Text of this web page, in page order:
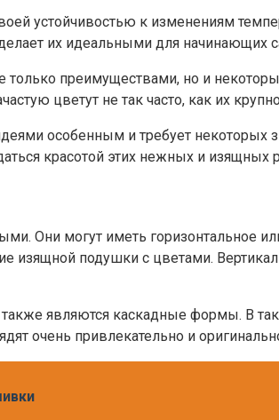
устойчивостью к изменениям
их идеальными для начинающих
только преимуществами, но и
цветут не так часто, как их
особенным и требует
красотой этих нежных и изящных
Они могут иметь горизонтальное
изящной подушки с цветами.
являются каскадные формы. В
очень привлекательно и